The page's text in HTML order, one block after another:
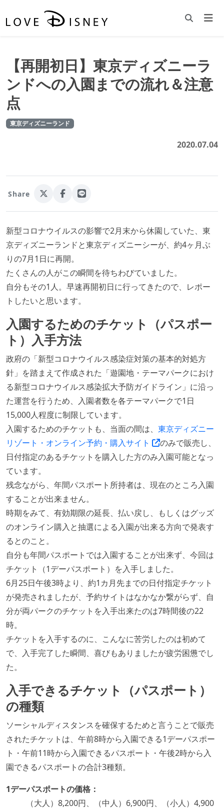
【再開初日】東京ディズニーラ
ンドへの入園までの流れ＆注意
点
東京ディズニーランド
2020.07.04
Share
新型コロナウイルスの影響で2月末から休園していた、東
京ディズニーランドと東京ディズニーシーが、約4ヶ月ぶ
りの7月1日に再開。
たくさんの人がこの瞬間を待ちわびていました。
自分もその1人。早速再開初日に行ってきたので、レポー
トしたいと思います。
入園するためのチケット（パスポー
ト）入手方法
政府の「新型コロナウイルス感染症対策の基本的対処方
針」を踏まえて作成された「遊園地・テーマパークにおけ
る新型コロナウイルス感染拡大予防ガイドライン」に沿っ
た運営を行うため、入園者数を各テーマパークで1日
15,000人程度に制限しています。
入園するためのチケットも、当面の間は、 東京ディズニー
リゾート・オンライン予約・購入サイト
のみで販売し、
日付指定のあるチケットを購入した方のみ入園可能となっ
ています。
残念ながら、年間パスポート所持者は、現在のところ入園
することが出来ません。
時期をみて、有効期限の延長、払い戻し、もしくはグッズ
のオンライン購入と抽選による入園が出来る方向で発表す
るとのこと。
自分も年間パスポートでは入園することが出来ず、今回は
チケット（1デーパスポート）を入手しました。
6月25日午後3時より、約1カ月先までの日付指定チケット
が発売されましたが、予約サイトはなかなか繋がらず、自
分が両パークのチケットを入手出来たのは7時間後の22
時。
チケットを入手するのに、こんなに苦労したのは初めて
で、入手完了した瞬間、喜びもありましたが疲労困憊でし
た。
入手できるチケット（パスポート）
の種類
ソーシャルディスタンスを確保するためと言うことで販売
されたチケットは、午前8時から入園できる1デーパスポー
ト・午前11時から入園できるパスポート・午後2時から入
園できるパスポートの合計3種類。
1デーパスポートの価格：
（大人）8,200円、（中人）6,900円、（小人）4,900